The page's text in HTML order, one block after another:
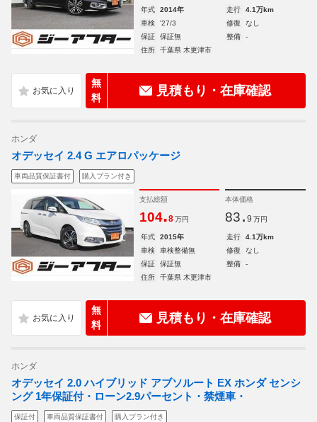
年式 2014年 走行
4.1万km
車検
'27/3 修復
なし
保証
保証無 整備
-
住所
千葉県 木更津市
無
料
見積もり・在庫確認
ホンダ
オデッセイ 2.4 G エアロパッケージ
車両品質保証書付 購入プラン付き
支払総額
104.8 万円
本体価格
83. 9 万円
年式 2015年 走行
4.1万km
車検
車検整備無 修復
なし
保証
保証無 整備
-
住所
千葉県 木更津市
無
料
見積もり・在庫確認
ホンダ
オデッセイ 2.0 ハイブリッド アブソルート EX ホンダ センシ
ング 1年保証付・ローン2.9パーセント・禁煙車・
保証付 車両品質保証書付 購入プラン付き